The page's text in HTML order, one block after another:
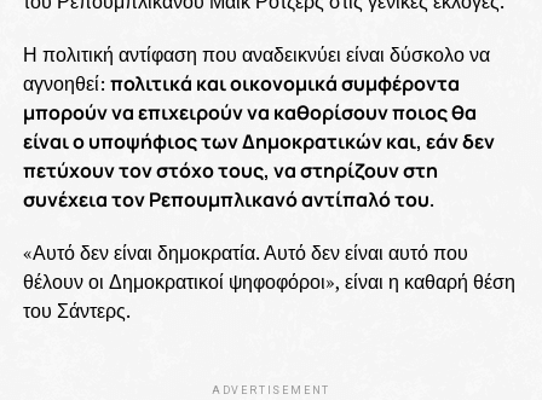
Η πολιτική αντίφαση που αναδεικνύει είναι δύσκολο να
αγνοηθεί: πολιτικά και οικονομικά συμφέροντα
μπορούν να επιχειρούν να καθορίσουν ποιος θα
είναι ο υποψήφιος των Δημοκρατικών και, εάν δεν
πετύχουν τον στόχο τους, να στηρίζουν στη
συνέχεια τον Ρεπουμπλικανό αντίπαλό του.
«Αυτό δεν είναι δημοκρατία. Αυτό δεν είναι αυτό που
θέλουν οι Δημοκρατικοί ψηφοφόροι», είναι η καθαρή θέση
του Σάντερς.
ADVERTISEMENT